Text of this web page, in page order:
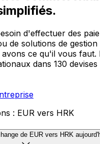
d'effectuer des
de solutions de gestion
ce qu'il vous faut.
dans 130
: EUR vers HRK
de EUR vers HRK